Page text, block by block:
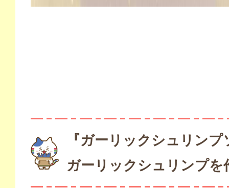
『ガーリックシュリン
ガーリックシュリンプを